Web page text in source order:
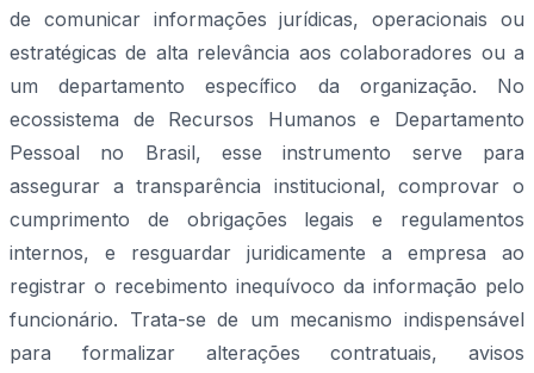
de comunicar informações jurídicas, operacionais ou
estratégicas de alta relevância aos colaboradores ou a
um departamento específico da organização. No
ecossistema de Recursos Humanos e Departamento
Pessoal no Brasil, esse instrumento serve para
assegurar a transparência institucional, comprovar o
cumprimento de obrigações legais e regulamentos
internos, e resguardar juridicamente a empresa ao
registrar o recebimento inequívoco da informação pelo
funcionário. Trata-se de um mecanismo indispensável
para formalizar alterações contratuais, avisos